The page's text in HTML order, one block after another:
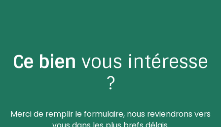
Ce bien vous intéresse
?
Merci de remplir le formulaire, nous reviendrons vers